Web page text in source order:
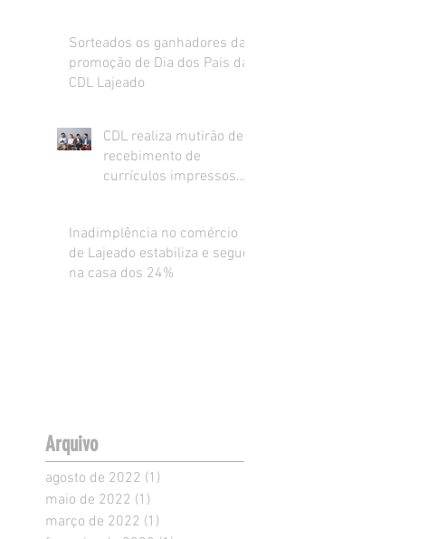
Sorteados os ganhadores da
promoção de Dia dos Pais da
CDL Lajeado
CDL realiza mutirão de
recebimento de
currículos impressos
Inadimplência no comércio
de Lajeado estabiliza e segue
na casa dos 24%
Arquivo
agosto de 2022 (1)
maio de 2022 (1)
março de 2022 (1)